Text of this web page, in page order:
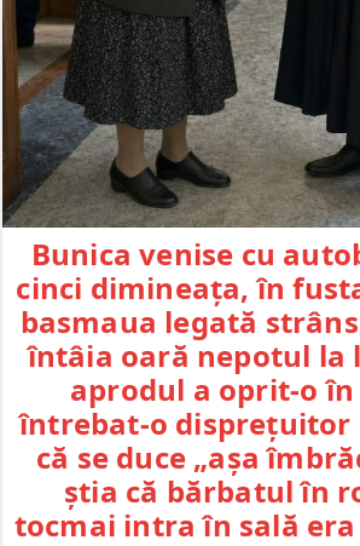
Bunica venise cu
cinci dimineața, în
basmaua legată
întâia oară nepotul
aprodul a oprit-o în
întrebat-o disprețuitor
că se duce „așa
știa că bărbatul în
tocmai intra în sală